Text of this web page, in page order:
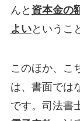
んと 資本金の
よいというこ
このほか、こ
は、書面では
です。司法書